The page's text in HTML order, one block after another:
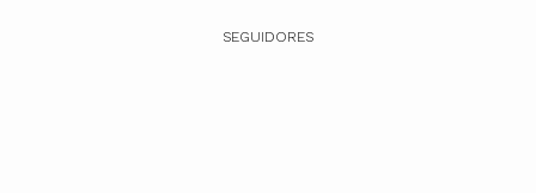
SEGUIDORES